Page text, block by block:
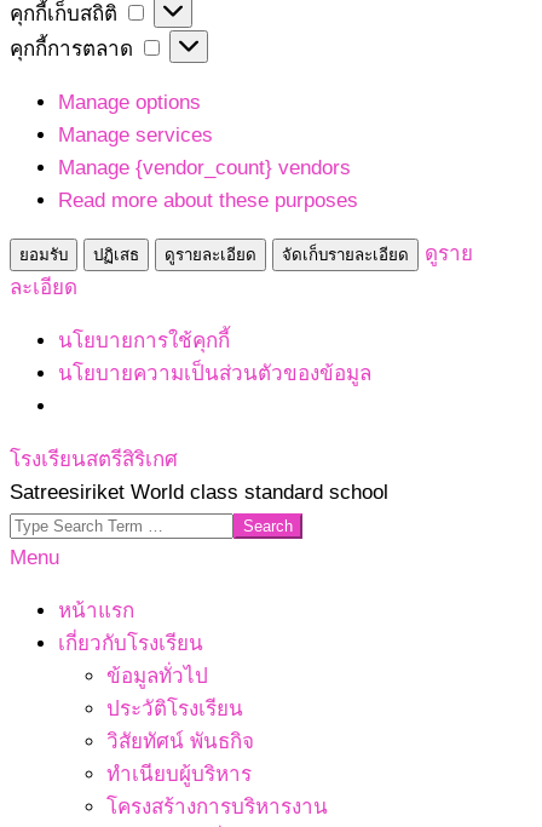
จำเป็น
คุกกี้เก็บสถิติ
คุกกี้
เก็บ
คุกกี้การตลาด
คุกกี้
ตลาด
Manage options
Manage services
Manage {vendor_count} vendors
Read more about these purposes
ยอมรับ ปฏิเสธ ดูรายละเอียด จัดเก็บรายละเอียด
ดูราย
ละเอียด
นโยบายการใช้คุกกี้
นโยบายความเป็นส่วนตัวของข้อมูล
Skip
to
content
โรงเรียนสตรีสิริเกศ
Satreesiriket World class standard school
Search
Primary
Menu
หน้าแรก
เกี่ยวกับโรงเรียน
ข้อมูลทั่วไป
ประวัติโรงเรียน
วิสัยทัศน์ พันธกิจ
ทำเนียบผู้บริหาร
โครงสร้างการบริหารงาน